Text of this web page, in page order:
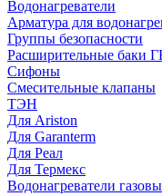
Водонагреватели
Арматура для
Группы безопасности
Расширительные баки
Сифоны
Смесительные клапаны
ТЭН
Для Ariston
Для Garanterm
Для Реал
Для Термекс
Водонагреватели